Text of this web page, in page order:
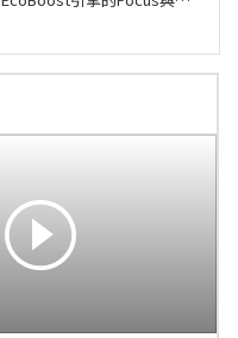
進入調查，之後甚至還擴大